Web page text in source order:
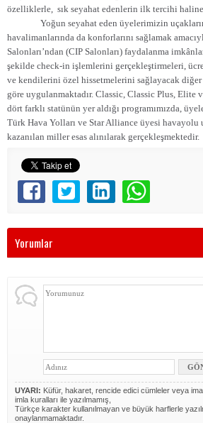
özelliklerle, sık seyahat edenlerin ilk tercihi
Yoğun seyahat eden üyelerimizin
havalimanlarında da konforlarını sağlamak
Salonları’ndan (CIP Salonları) faydalanma
şekilde check-in işlemlerini gerçekleştirmeleri,
ve kendilerini özel hissetmelerini sağlayacak
göre uygulanmaktadır. Classic, Classic Plus, Elite
dört farklı statünün yer aldığı programımızda,
Türk Hava Yolları ve Star Alliance üyesi havayolu
kazanılan miller esas alınılarak gerçekleşmektedir.
Yorumlar
UYARI: Küfür, hakaret, rencide edici cümleler veya
imla kuralları ile yazılmamış,
Türkçe karakter kullanılmayan ve büyük harflerle
onaylanmamaktadır.